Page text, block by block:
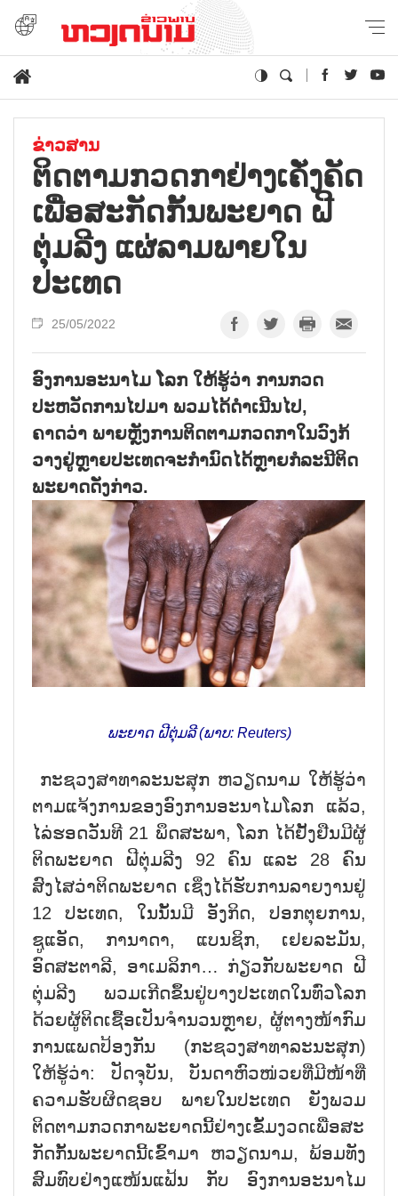
ຂ່າວສານ
ຕິດຕາມກວດກາຢ່າງເຄັ່ງຄັດ
ເພື່ອສະກັດກັ້ນພະຍາດ ຝີ
ຕຸ່ມລີງ ແຜ່ລາມພາຍໃນ
ປະເທດ
25/05/2022
ອົງການອະນາໄມ ໂລກ ໃຫ້ຮູ້ວ່າ ການກວດ
ປະຫວັດການໄປມາ ພວມໄດ້ດຳເນີນໄປ,
ຄາດວ່າ ພາຍຫຼັງການຕິດຕາມກວດກາໃນວົງກ້
ວາງຢູ່ຫຼາຍປະເທດຈະກຳນົດໄດ້ຫຼາຍກໍລະນີຕິດ
ພະຍາດດັ່ງກ່າວ.
ພະຍາດ ຝີຕຸ່ມລີ (ພາບ: Reuters)
ກະຊວງສາທາລະນະສຸກ ຫວຽດນາມ ໃຫ້ຮູ້ວ່າ
ຕາມແຈ້ງການຂອງອົງການອະນາໄມໂລກ ແລ້ວ,
ໄລ່ຮອດວັນທີ 21 ພຶດສະພາ, ໂລກ ໄດ້ຢັ້ງຢືນມີຜູ້
ຕິດພະຍາດ ຝີຕຸ່ມລີງ 92 ຄົນ ແລະ 28 ຄົນ
ສົງໄສວ່າຕິດພະຍາດ ເຊິ່ງໄດ້ຮັບການລາຍງານຢູ່
12 ປະເທດ, ໃນນັ້ນມີ ອັງກິດ, ປອກຕຸຍການ,
ຊູແອັດ, ການາດາ, ແບນຊິກ, ເຢຍລະມັນ,
ອົດສະຕາລີ, ອາເມລິກາ… ກ່ຽວກັບພະຍາດ ຝີ
ຕຸ່ມລີງ ພວມເກີດຂຶ້ນຢູ່ບາງປະເທດໃນທົ່ວໂລກ
ດ້ວຍຜູ້ຕິດເຊື້ອເປັນຈຳນວນຫຼາຍ, ຜູ້ຕາງໜ້າກົມ
ການແພດປ້ອງກັນ (ກະຊວງສາທາລະນະສຸກ)
ໃຫ້ຮູ້ວ່າ: ປັດຈຸບັນ, ບັນດາຫົວໜ່ວຍທີ່ມີໜ້າທີ່
ຄວາມຮັບຜິດຊອບ ພາຍໃນປະເທດ ຍັງພວມ
ຕິດຕາມກວດກາພະຍາດນີ້ຢ່າງເຂັ້ມງວດເພື່ອສະ
ກັດກັ້ນພະຍາດນີ້ເຂົ້າມາ ຫວຽດນາມ, ພ້ອມທັງ
ສົມທົບຢ່າງແໜ້ນແຟ້ນ ກັບ ອົງການອະນາໄມ